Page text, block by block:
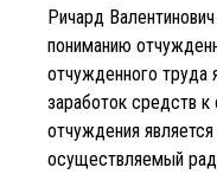
Ричард
пониманию
отчужденного труда
заработок средств
отчуждения
осуществляемый